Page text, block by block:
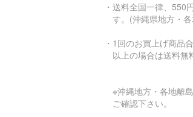
・送料全国一律、550
す。(沖縄県地方・
・1回のお買上げ商品
以上の場合は送料無
※沖縄地方・各地離
ご確認下さい。